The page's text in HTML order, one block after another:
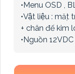
•Menu OSD ,
•Vật liệu : mặt
+ chân đế kim
•Nguồn